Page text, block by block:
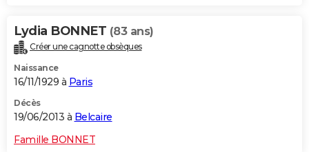
Lydia BONNET (83 ans)
Créer une cagnotte obsèques
Naissance
16/11/1929 à Paris
Décès
19/06/2013 à Belcaire
Famille BONNET